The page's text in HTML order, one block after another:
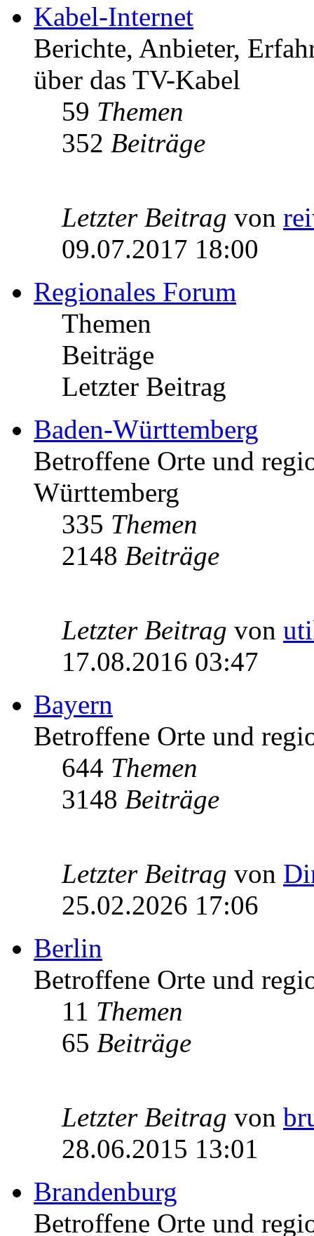
Kabel-Internet
Berichte, Anbieter,
über das TV-Kabel
59 Themen
352 Beiträge
Letzter Beitrag von
09.07.2017 18:00
Regionales Forum
Themen
Beiträge
Letzter Beitrag
Baden-Württemberg
Betroffene Orte und
Württemberg
335 Themen
2148 Beiträge
Letzter Beitrag von
17.08.2016 03:47
Bayern
Betroffene Orte und
644 Themen
3148 Beiträge
Letzter Beitrag von
25.02.2026 17:06
Berlin
Betroffene Orte und
11 Themen
65 Beiträge
Letzter Beitrag von
28.06.2015 13:01
Brandenburg
Betroffene Orte und